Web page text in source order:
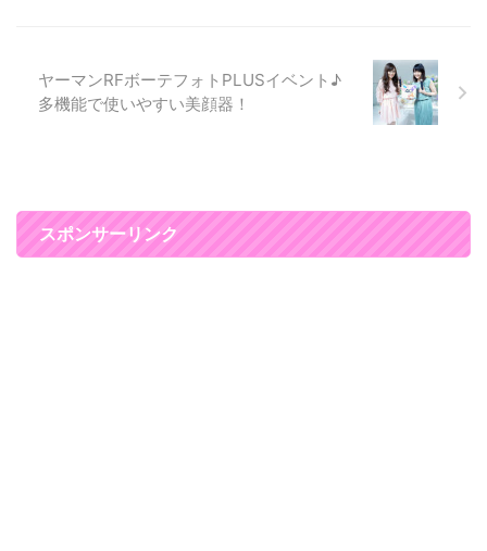
私は、今回初 ...
ヤーマンRFボーテフォトPLUSイベント♪
多機能で使いやすい美顔器！
スポンサーリンク